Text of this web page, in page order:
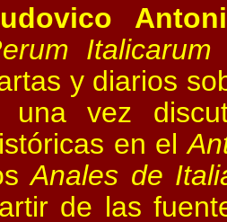
Italicarum
y diarios
una vez
en el
Anales de
de las